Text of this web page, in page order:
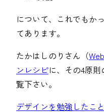
について、これでもか
てあります。
たかはしのりさん（
ンレシピに、その4原
覧下さい。
デザインを勉強したこ